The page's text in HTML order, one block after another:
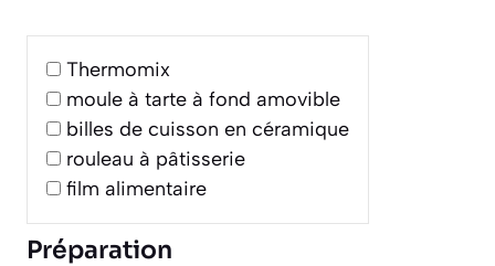
Thermomix
moule à tarte à fond amovible
billes de cuisson en céramique
rouleau à pâtisserie
film alimentaire
Préparation